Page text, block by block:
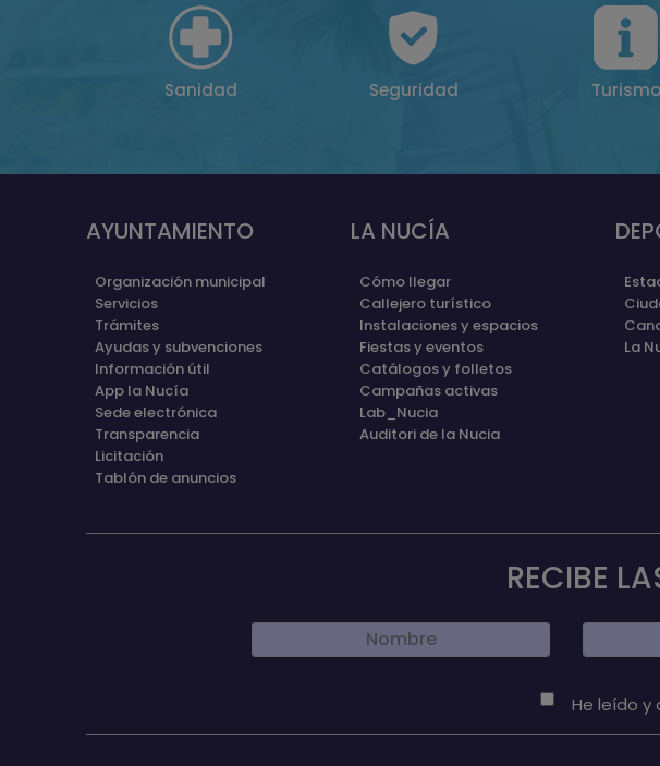
Sanidad Seguridad Turismo
AYUNTAMIENTO
Organización municipal
Servicios
Trámites
Ayudas y subvenciones
Información útil
App la Nucía
Sede electrónica
Transparencia
Licitación
Tablón de anuncios
LA NUCÍA
Cómo llegar
Callejero turístico
Instalaciones y espacios
Fiestas y eventos
Catálogos y folletos
Campañas activas
Lab_Nucia
Auditori de la Nucia
La
RECIBE
He leído y